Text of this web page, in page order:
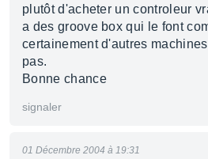
plutôt d'acheter un controleur
a des groove box qui le font
certainement d'autres
pas.
Bonne chance
signaler
01 Décembre 2004 à 19:31